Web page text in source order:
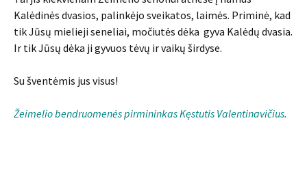
Kalėdinės dvasios, palinkėjo sveikatos, laimės. Priminė, kad
tik Jūsų mielieji seneliai, močiutės dėka gyva Kalėdų dvasia.
Ir tik Jūsų dėka ji gyvuos tėvų ir vaikų širdyse.
Su šventėmis jus visus!
Žeimelio bendruomenės pirmininkas Kęstutis Valentinavičius.